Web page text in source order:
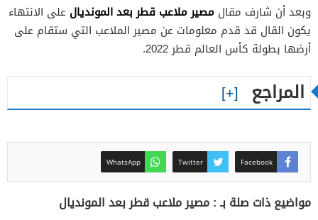
وبعد أن شارف مقال مصير ملاعب قطر بعد المونديال على الانتهاء
يكون القال قد قدم معلومات عن مصير الملاعب التي ستقام على
أرضها بطولة كأس العالم قطر 2022.
المراجع
Facebook
Twitter
WhatsApp
مواضيع ذات صلة بـ : مصير ملاعب قطر بعد المونديال